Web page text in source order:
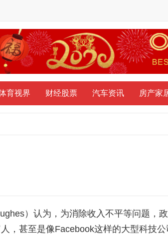
育视界 财经股票 汽车资讯 房产家
）认为，为消除收入不平等问题，政
，甚至是像Facebook这样的大型科技公